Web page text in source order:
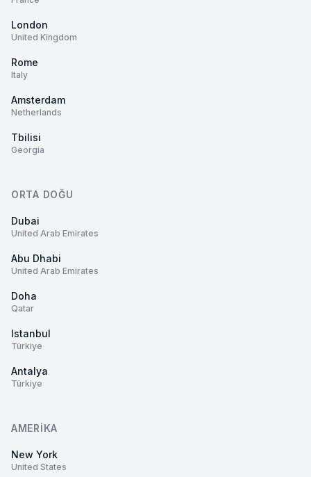
London
United Kingdom
Rome
Italy
Amsterdam
Netherlands
Tbilisi
Georgia
ORTA DOĞU
Dubai
United Arab Emirates
Abu Dhabi
United Arab Emirates
Doha
Qatar
Istanbul
Türkiye
Antalya
Türkiye
AMERIKA
New York
United States